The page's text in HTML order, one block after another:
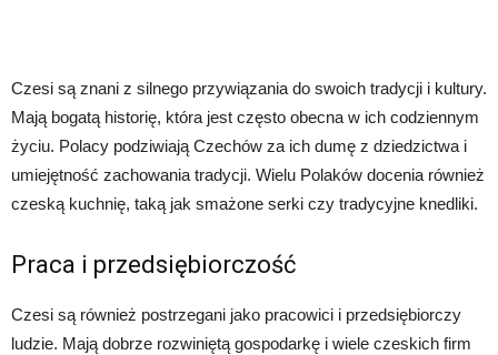
Czesi są znani z silnego przywiązania do swoich tradycji i kultury.
Mają bogatą historię, która jest często obecna w ich codziennym
życiu. Polacy podziwiają Czechów za ich dumę z dziedzictwa i
umiejętność zachowania tradycji. Wielu Polaków docenia również
czeską kuchnię, taką jak smażone serki czy tradycyjne knedliki.
Praca i przedsiębiorczość
Czesi są również postrzegani jako pracowici i przedsiębiorczy
ludzie. Mają dobrze rozwiniętą gospodarkę i wiele czeskich firm